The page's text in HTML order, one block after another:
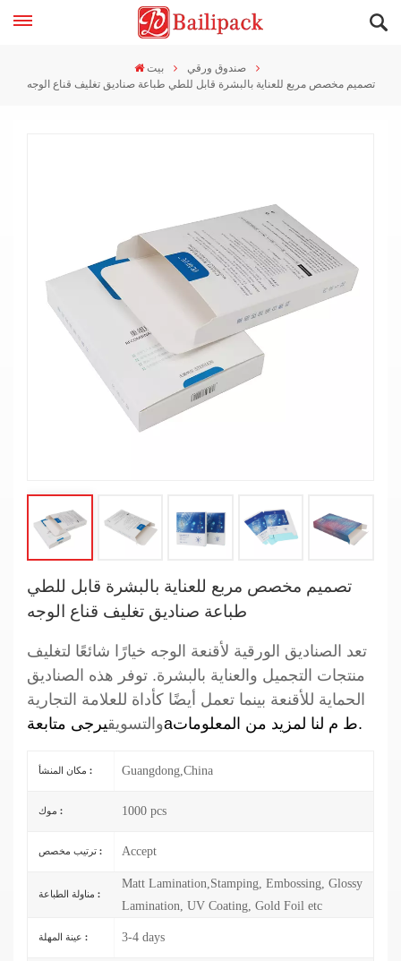
بيت
صندوق ورقي
تصميم مخصص مربع للعناية بالبشرة قابل للطي طباعة صناديق تغليف قناع الوجه
تصميم مخصص مربع للعناية بالبشرة قابل للطي
طباعة صناديق تغليف قناع الوجه
تعد الصناديق الورقية لأقنعة الوجه خيارًا شائعًا لتغليف
منتجات التجميل والعناية بالبشرة. توفر هذه الصناديق
الحماية للأقنعة بينما تعمل أيضًا كأداة للعلامة التجارية
والتسويقيرجى متابعة a ط م لنا لمزيد من المعلومات.
مكان المنشأ : Guangdong,China
موك : 1000 pcs
ترتيب مخصص : Accept
مناولة الطباعة :
Matt Lamination,Stamping, Embossing, Glossy
Lamination, UV Coating, Gold Foil etc
عينة المهلة : 3-4 days